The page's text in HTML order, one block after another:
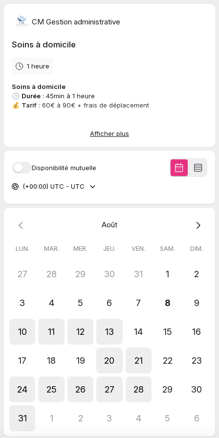
CM Gestion administrative
Soins à domicile
1 heure
Soins à domicile
🕒 Durée : 45min à 1 heure
💰 Tarif : 60€ à 90€ + frais de déplacement
Afficher plus
Disponibilité mutuelle
(+00:00) UTC - UTC
Août
LUN. MAR. MER. JEU. VEN. SAM. DIM.
27 28 29 30 31 1 2
3 4 5 6 7 8 9
10 11 12 13 14 15 16
17 18 19 20 21 22 23
24 25 26 27 28 29 30
31 1 2 3 4 5 6